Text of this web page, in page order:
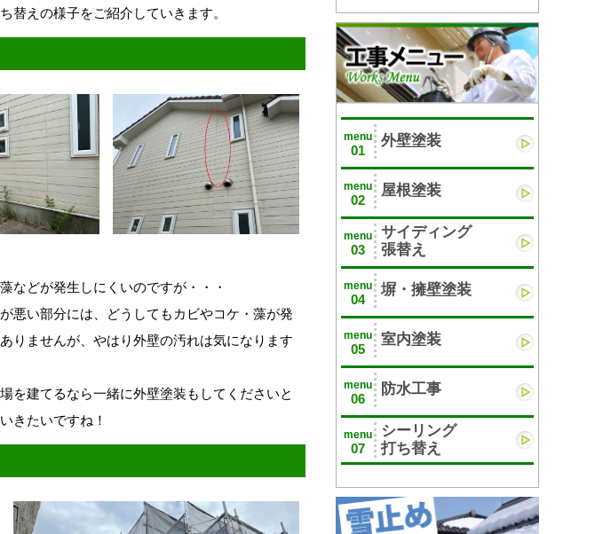
替えの様子をご紹介していきます。
などが発生しにくいのですが・・・
悪い部分には、どうしてもカビやコケ・藻が発
りませんが、やはり外壁の汚れは気になります
を建てるなら一緒に外壁塗装もしてくださいと
きたいですね！
menu
01
外壁塗装
menu
02
屋根塗装
menu
03
サイディング
張替え
menu
04
塀・擁壁塗装
menu
05
室内塗装
menu
06
防水工事
menu
07
シーリング
打ち替え